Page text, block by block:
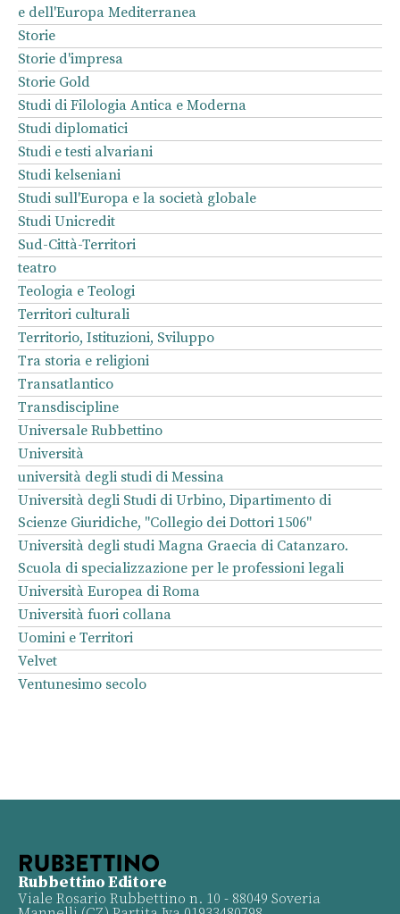
e dell'Europa Mediterranea
Storie
Storie d'impresa
Storie Gold
Studi di Filologia Antica e Moderna
Studi diplomatici
Studi e testi alvariani
Studi kelseniani
Studi sull'Europa e la società globale
Studi Unicredit
Sud-Città-Territori
teatro
Teologia e Teologi
Territori culturali
Territorio, Istituzioni, Sviluppo
Tra storia e religioni
Transatlantico
Transdiscipline
Universale Rubbettino
Università
università degli studi di Messina
Università degli Studi di Urbino, Dipartimento di
Scienze Giuridiche, "Collegio dei Dottori 1506"
Università degli studi Magna Graecia di Catanzaro.
Scuola di specializzazione per le professioni legali
Università Europea di Roma
Università fuori collana
Uomini e Territori
Velvet
Ventunesimo secolo
Rubbettino Editore
Viale Rosario Rubbettino n. 10 - 88049 Soveria